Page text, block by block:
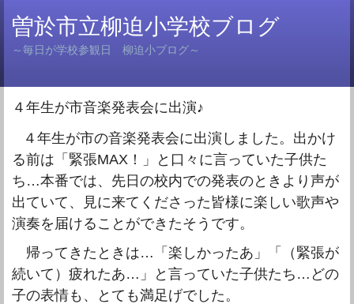
曽於市立柳迫小学校ブログ
～毎日が学校参観日 柳迫小ブログ～
４年生が市音楽発表会に出演♪
４年生が市の音楽発表会に出演しました。出かけ
る前は「緊張MAX！」と口々に言っていた子供た
ち…本番では、先日の校内での発表のときより声が
出ていて、見に来てくださった皆様に楽しい歌声や
演奏を届けることができたそうです。
帰ってきたときは…「楽しかったあ」「（緊張が
続いて）疲れたあ…」と言っていた子供たち…どの
子の表情も、
とても満足げでした。